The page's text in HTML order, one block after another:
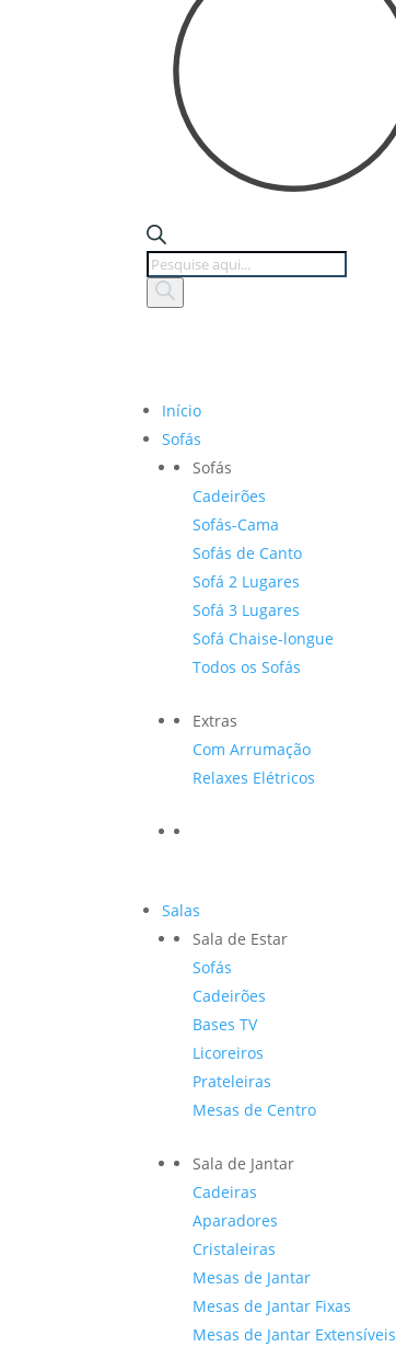
Products
search
Início
Sofás
Sofás
Cadeirões
Sofás-Cama
Sofás de Canto
Sofá 2 Lugares
Sofá 3 Lugares
Sofá Chaise-longue
Todos os Sofás
Extras
Com Arrumação
Relaxes Elétricos
Salas
Sala de Estar
Sofás
Cadeirões
Bases TV
Licoreiros
Prateleiras
Mesas de Centro
Sala de Jantar
Cadeiras
Aparadores
Cristaleiras
Mesas de Jantar
Mesas de Jantar Fixas
Mesas de Jantar Extensíveis